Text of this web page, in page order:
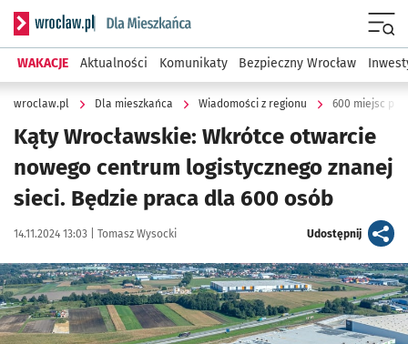
Serwis informacyjny wroclaw.pl podserwis: Dla mieszkańca
WAKACJE Aktualności Komunikaty Bezpieczny Wrocław
wroclaw.pl Dla mieszkańca Wiadomości z regionu 600 miejsc
Kąty Wrocławskie: Wkrótce otwarcie
nowego centrum logistycznego znanej
sieci. Będzie praca dla 600 osób
Data publikacji:
14.11.2024 13:03 | Autor:
Tomasz Wysocki Udostępnijartykuł
Kliknij, aby powiększyć